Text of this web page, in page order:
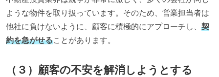
ような物件を取り扱っています。そのため、営業担当者は
他社に負けないように、顧客に積極的にアプローチし、 契
約を急がせることがあります。
（３）顧客の不安を解消しようとする